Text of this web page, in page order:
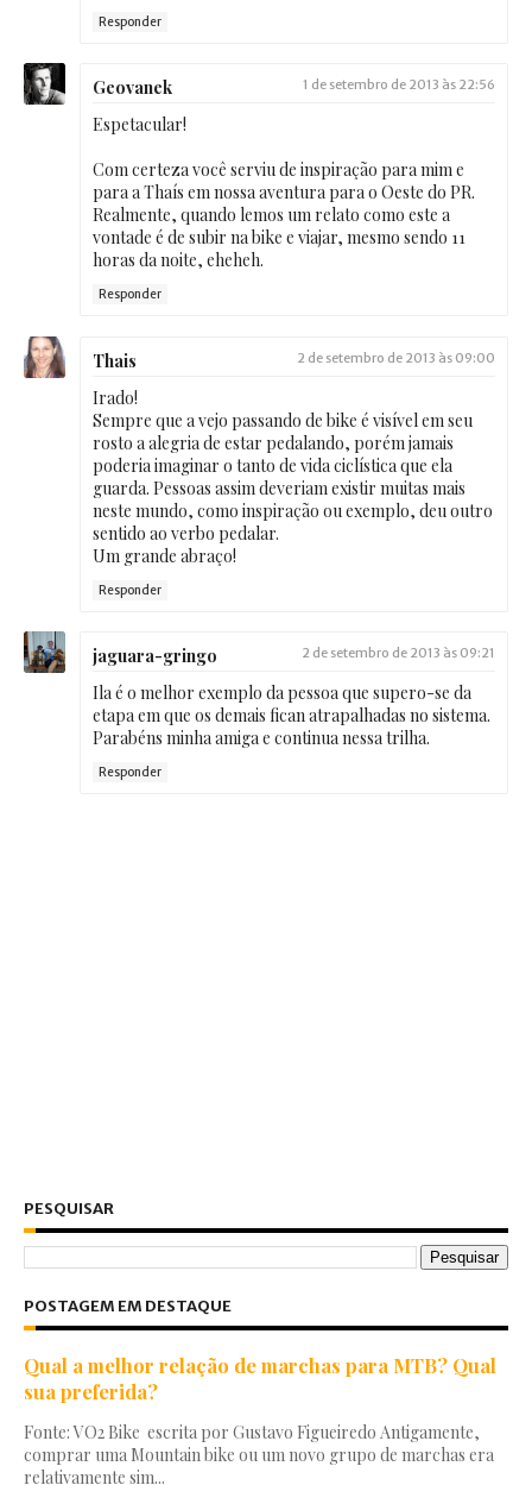
Responder
Geovanek 1 de setembro de 2013 às 22:56
Espetacular!
Com certeza você serviu de inspiração para mim e
para a Thaís em nossa aventura para o Oeste do PR.
Realmente, quando lemos um relato como este a
vontade é de subir na bike e viajar, mesmo sendo 11
horas da noite, eheheh.
Responder
Thais 2 de setembro de 2013 às 09:00
Irado!
Sempre que a vejo passando de bike é visível em seu
rosto a alegria de estar pedalando, porém jamais
poderia imaginar o tanto de vida ciclística que ela
guarda. Pessoas assim deveriam existir muitas mais
neste mundo, como inspiração ou exemplo, deu outro
sentido ao verbo pedalar.
Um grande abraço!
Responder
jaguara-gringo 2 de setembro de 2013 às 09:21
Ila é o melhor exemplo da pessoa que supero-se da
etapa em que os demais fican atrapalhadas no sistema.
Parabéns minha amiga e continua nessa trilha.
Responder
PESQUISAR
POSTAGEM EM DESTAQUE
Qual a melhor relação de marchas para MTB? Qual
sua preferida?
Fonte: VO2 Bike escrita por Gustavo Figueiredo Antigamente,
comprar uma Mountain bike ou um novo grupo de marchas era
relativamente sim...